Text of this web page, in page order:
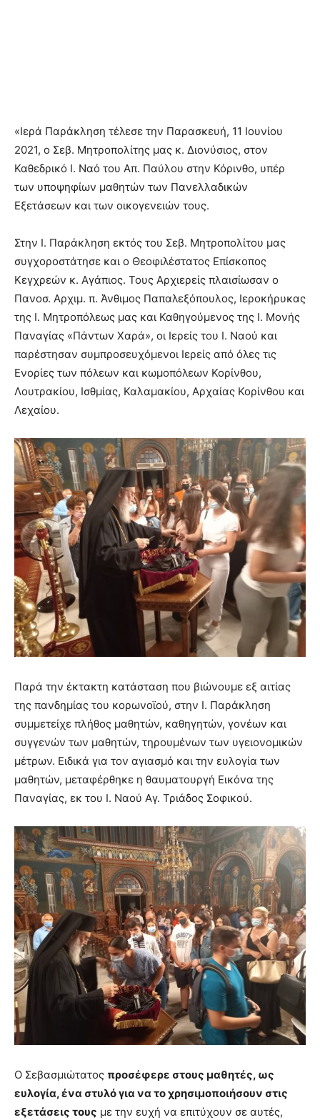
«Ιερά Παράκληση τέλεσε την Παρασκευή, 11 Ιουνίου
2021, ο Σεβ. Μητροπολίτης μας κ. Διονύσιος, στον
Καθεδρικό Ι. Ναό του Απ. Παύλου στην Κόρινθο, υπέρ
των υποψηφίων μαθητών των Πανελλαδικών
Εξετάσεων και των οικογενειών τους.
Στην Ι. Παράκληση εκτός του Σεβ. Μητροπολίτου μας
συγχοροστάτησε και ο Θεοφιλέστατος Επίσκοπος
Κεγχρεών κ. Αγάπιος. Τους Αρχιερείς πλαισίωσαν ο
Πανοσ. Αρχιμ. π. Άνθιμος Παπαλεξόπουλος, Ιεροκήρυκας
της Ι. Μητροπόλεως μας και Καθηγούμενος της Ι. Μονής
Παναγίας «Πάντων Χαρά», οι Ιερείς του Ι. Ναού και
παρέστησαν συμπροσευχόμενοι Ιερείς από όλες τις
Ενορίες των πόλεων και κωμοπόλεων Κορίνθου,
Λουτρακίου, Ισθμίας, Καλαμακίου, Αρχαίας Κορίνθου και
Λεχαίου.
Παρά την έκτακτη κατάσταση που βιώνουμε εξ αιτίας
της πανδημίας του κορωνοϊού, στην Ι. Παράκληση
συμμετείχε πλήθος μαθητών, καθηγητών, γονέων και
συγγενών των μαθητών, τηρουμένων των υγειονομικών
μέτρων. Ειδικά για τον αγιασμό και την ευλογία των
μαθητών, μεταφέρθηκε η θαυματουργή Εικόνα της
Παναγίας, εκ του Ι. Ναού Αγ. Τριάδος Σοφικού.
Ο Σεβασμιώτατος προσέφερε στους μαθητές, ως
ευλογία, ένα στυλό για να το χρησιμοποιήσουν στις
εξετάσεις τους με την ευχή να επιτύχουν σε αυτές,